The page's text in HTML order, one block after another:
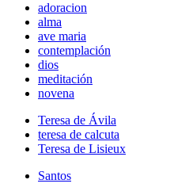
adoracion
alma
ave maria
contemplación
dios
meditación
novena
Teresa de Ávila
teresa de calcuta
Teresa de Lisieux
Santos